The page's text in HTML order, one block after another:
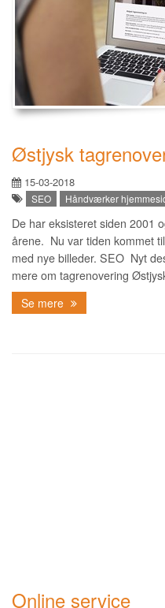
Østjysk
15-03-2018
SEO Håndværker
De har eksisteret siden 2001
årene. Nu var tiden kommet
med nye billeder. SEO Nyt
mere om tagrenovering
Se mere
Online service